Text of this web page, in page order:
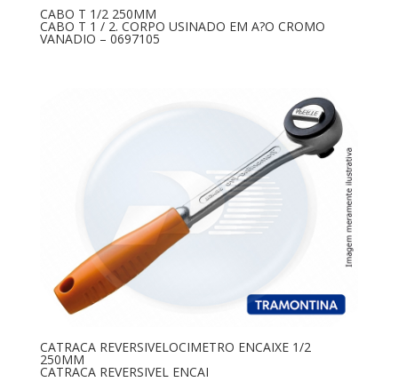
CABO T 1/2 250MM
CABO T 1 / 2. CORPO USINADO EM A?O CROMO
VANADIO – 0697105
CATRACA REVERSIVELOCIMETRO ENCAIXE 1/2
250MM
CATRACA REVERSIVEL ENCAI